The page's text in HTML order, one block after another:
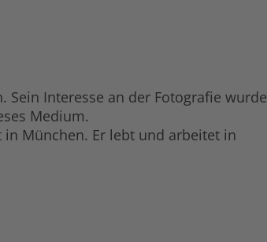
Sein Interesse an der Fotografie wurde
Medium.
München. Er lebt und arbeitet in